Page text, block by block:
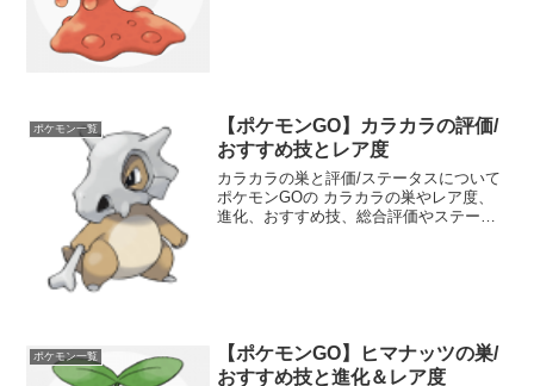
ポケモン一覧
【ポケモンGO】カラカラの評価/
おすすめ技とレア度
カラカラの巣と評価/ステータスについて
ポケモンGOの カラカラの巣やレア度、
進化、おすすめ技、総合評価やステータ
ポケモン一覧
【ポケモンGO】ヒマナッツの巣/
おすすめ技と進化＆レア度